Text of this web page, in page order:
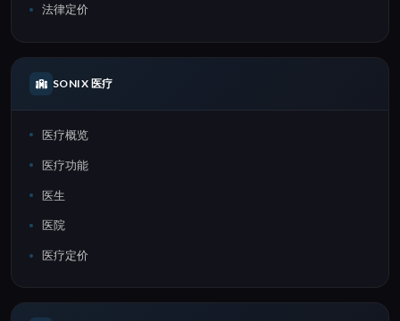
法律定价
SONIX 医疗
医疗概览
医疗功能
医生
医院
医疗定价